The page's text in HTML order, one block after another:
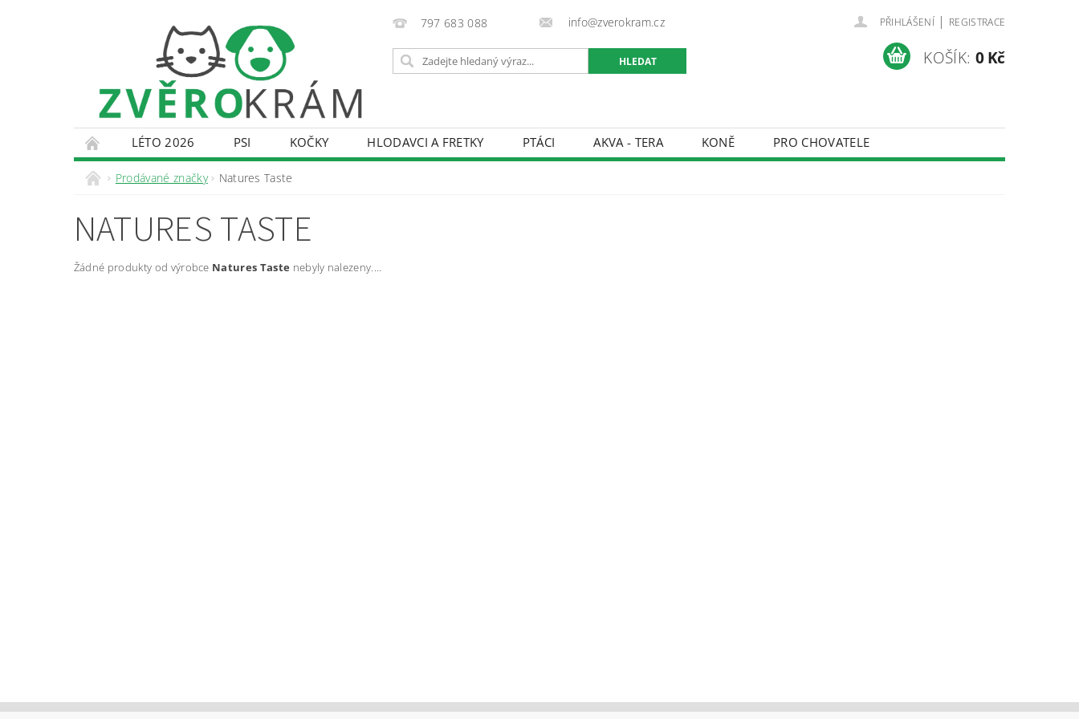
797 683 088 info@zverokram.cz PŘIHLÁŠENÍ | REGISTRACE
KOŠÍK: 0 Kč
LÉTO 2026 PSI KOČKY HLODAVCI A FRETKY PTÁCI AKVA - TERA KONĚ
PRO CHOVATELE
KONTAKTY
DOPRAVA A PLATBA
Prodávané značky Natures Taste
NATURES TASTE
Žádné produkty od výrobce Natures Taste nebyly nalezeny....